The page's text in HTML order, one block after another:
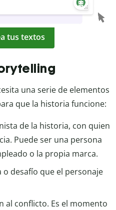
tus textos
una serie de elementos
que la historia funcione:
de la historia, con quien
Puede ser una persona
o la propia marca.
o desafío que el personaje
al conflicto. Es el momento